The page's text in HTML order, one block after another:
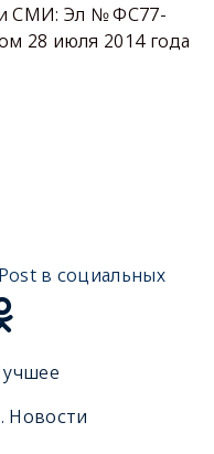
СМИ: Эл № ФС77-
28 июля 2014 года
в социальных
Новости